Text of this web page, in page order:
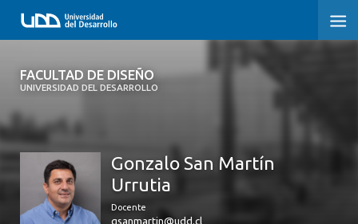
FACULTAD DE DISEÑO
UNIVERSIDAD DEL DESARROLLO
FACULTAD DE DISEÑO
INICIO
CARRERAS
POSTGRADOS Y EDUCACIÓN CONTINUA
Gonzalo San Martín
Urrutia
Docente
gsanmartin@udd.cl